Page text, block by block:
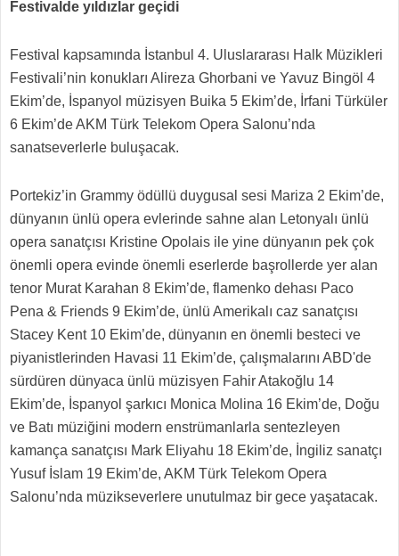
Festivalde yıldızlar geçidi
Festival kapsamında İstanbul 4. Uluslararası Halk Müzikleri
Festivali’nin konukları Alireza Ghorbani ve Yavuz Bingöl 4
Ekim’de, İspanyol müzisyen Buika 5 Ekim’de, İrfani Türküler
6 Ekim’de AKM Türk Telekom Opera Salonu’nda
sanatseverlerle buluşacak.
Portekiz’in Grammy ödüllü duygusal sesi Mariza 2 Ekim’de,
dünyanın ünlü opera evlerinde sahne alan Letonyalı ünlü
opera sanatçısı Kristine Opolais ile yine dünyanın pek çok
önemli opera evinde önemli eserlerde başrollerde yer alan
tenor Murat Karahan 8 Ekim’de, flamenko dehası Paco
Pena & Friends 9 Ekim’de, ünlü Amerikalı caz sanatçısı
Stacey Kent 10 Ekim’de, dünyanın en önemli besteci ve
piyanistlerinden Havasi 11 Ekim’de, çalışmalarını ABD'de
sürdüren dünyaca ünlü müzisyen Fahir Atakoğlu 14
Ekim’de, İspanyol şarkıcı Monica Molina 16 Ekim’de, Doğu
ve Batı müziğini modern enstrümanlarla sentezleyen
kamança sanatçısı Mark Eliyahu 18 Ekim’de, İngiliz sanatçı
Yusuf İslam 19 Ekim’de, AKM Türk Telekom Opera
Salonu’nda müzikseverlere unutulmaz bir gece yaşatacak.